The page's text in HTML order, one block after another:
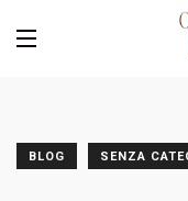
BLOG SENZA